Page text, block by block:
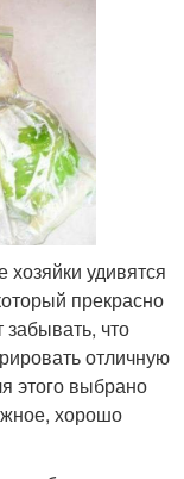
удивятся
прекрасно
забывать, что
отличную
этого выбрано
хорошо